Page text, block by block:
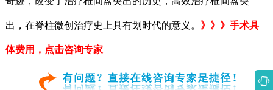
出，在脊柱微创治疗史上具有划时代的意义。 》》》手术具
体费用，点击咨询专家
